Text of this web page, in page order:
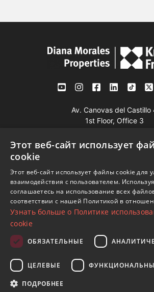
Av. Canovas del Castillo
1st Floor, Office 3
Посмотреть на карте
Телефон:+34 952 765
Моб:+34 601 636 766
Whatsapp:+34 952 765
www.dmproperties.com
© Copyright 1989 - 2026 Diana Morales
Frank ·
Сайт применяет Правила и
Этот веб-сайт использует
cookie
Этот веб-сайт использует файлы cookie для
взаимодействия с пользователем.
соглашаетесь на использование всех
соответствии с нашей Политикой в
Узнать больше о Политике
cookie
ОБЯЗАТЕЛЬНЫЕ
ЦЕЛЕВЫЕ
ПОДРОБНЕЕ